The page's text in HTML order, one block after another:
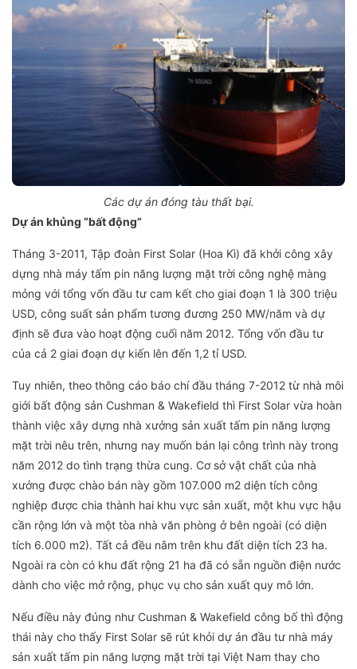
Các dự án đóng tàu thất bại.
Dự án khủng “bất động”
Tháng 3-2011, Tập đoàn First Solar (Hoa Kì) đã khởi công xây
dựng nhà máy tấm pin năng lượng mặt trời công nghệ màng
mỏng với tổng vốn đầu tư cam kết cho giai đoạn 1 là 300 triệu
USD, công suất sản phẩm tương đương 250 MW/năm và dự
định sẽ đưa vào hoạt động cuối năm 2012. Tổng vốn đầu tư
của cả 2 giai đoạn dự kiến lên đến 1,2 tỉ USD.
Tuy nhiên, theo thông cáo báo chí đầu tháng 7-2012 từ nhà môi
giới bất động sản Cushman & Wakefield thì First Solar vừa hoàn
thành việc xây dựng nhà xưởng sản xuất tấm pin năng lượng
mặt trời nêu trên, nhưng nay muốn bán lại công trình này trong
năm 2012 do tình trạng thừa cung. Cơ sở vật chất của nhà
xưởng được chào bán này gồm 107.000 m2 diện tích công
nghiệp được chia thành hai khu vực sản xuất, một khu vực hậu
cần rộng lớn và một tòa nhà văn phòng ở bên ngoài (có diện
tích 6.000 m2). Tất cả đều nằm trên khu đất diện tích 23 ha.
Ngoài ra còn có khu đất rộng 21 ha đã có sẵn nguồn điện nước
dành cho việc mở rộng, phục vụ cho sản xuất quy mô lớn.
Nếu điều này đúng như Cushman & Wakefield công bố thì động
thái này cho thấy First Solar sẽ rút khỏi dự án đầu tư nhà máy
sản xuất tấm pin năng lượng mặt trời tại Việt Nam thay cho